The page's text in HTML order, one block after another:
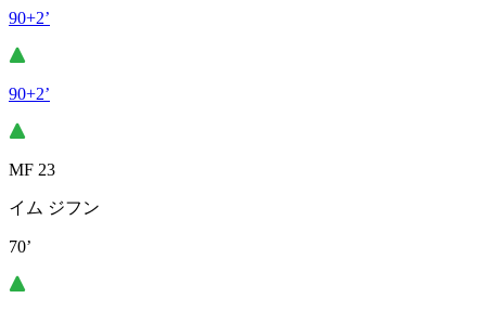
90+2’
90+2’
MF 23
イム ジフン
70’